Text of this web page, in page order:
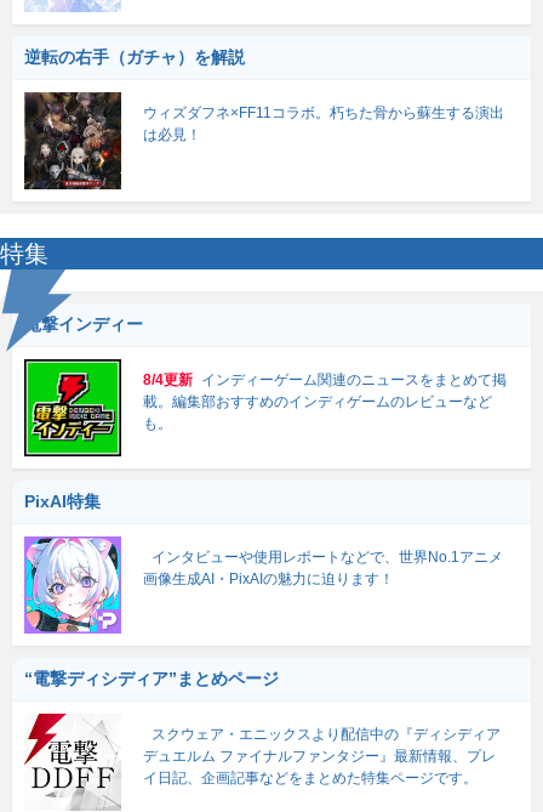
逆転の右手（ガチャ）を解説
ウィズダフネ×FF11コラボ。朽ちた骨から蘇生する演出
は必見！
特集
電撃インディー
8/4更新 インディーゲーム関連のニュースをまとめて掲
載。編集部おすすめのインディゲームのレビューなど
も。
PixAI特集
インタビューや使用レポートなどで、世界No.1アニメ
画像生成AI・PixAIの魅力に迫ります！
“電撃ディシディア”まとめページ
スクウェア・エニックスより配信中の『ディシディア
デュエルム ファイナルファンタジー』最新情報、プレ
イ日記、企画記事などをまとめた特集ページです。